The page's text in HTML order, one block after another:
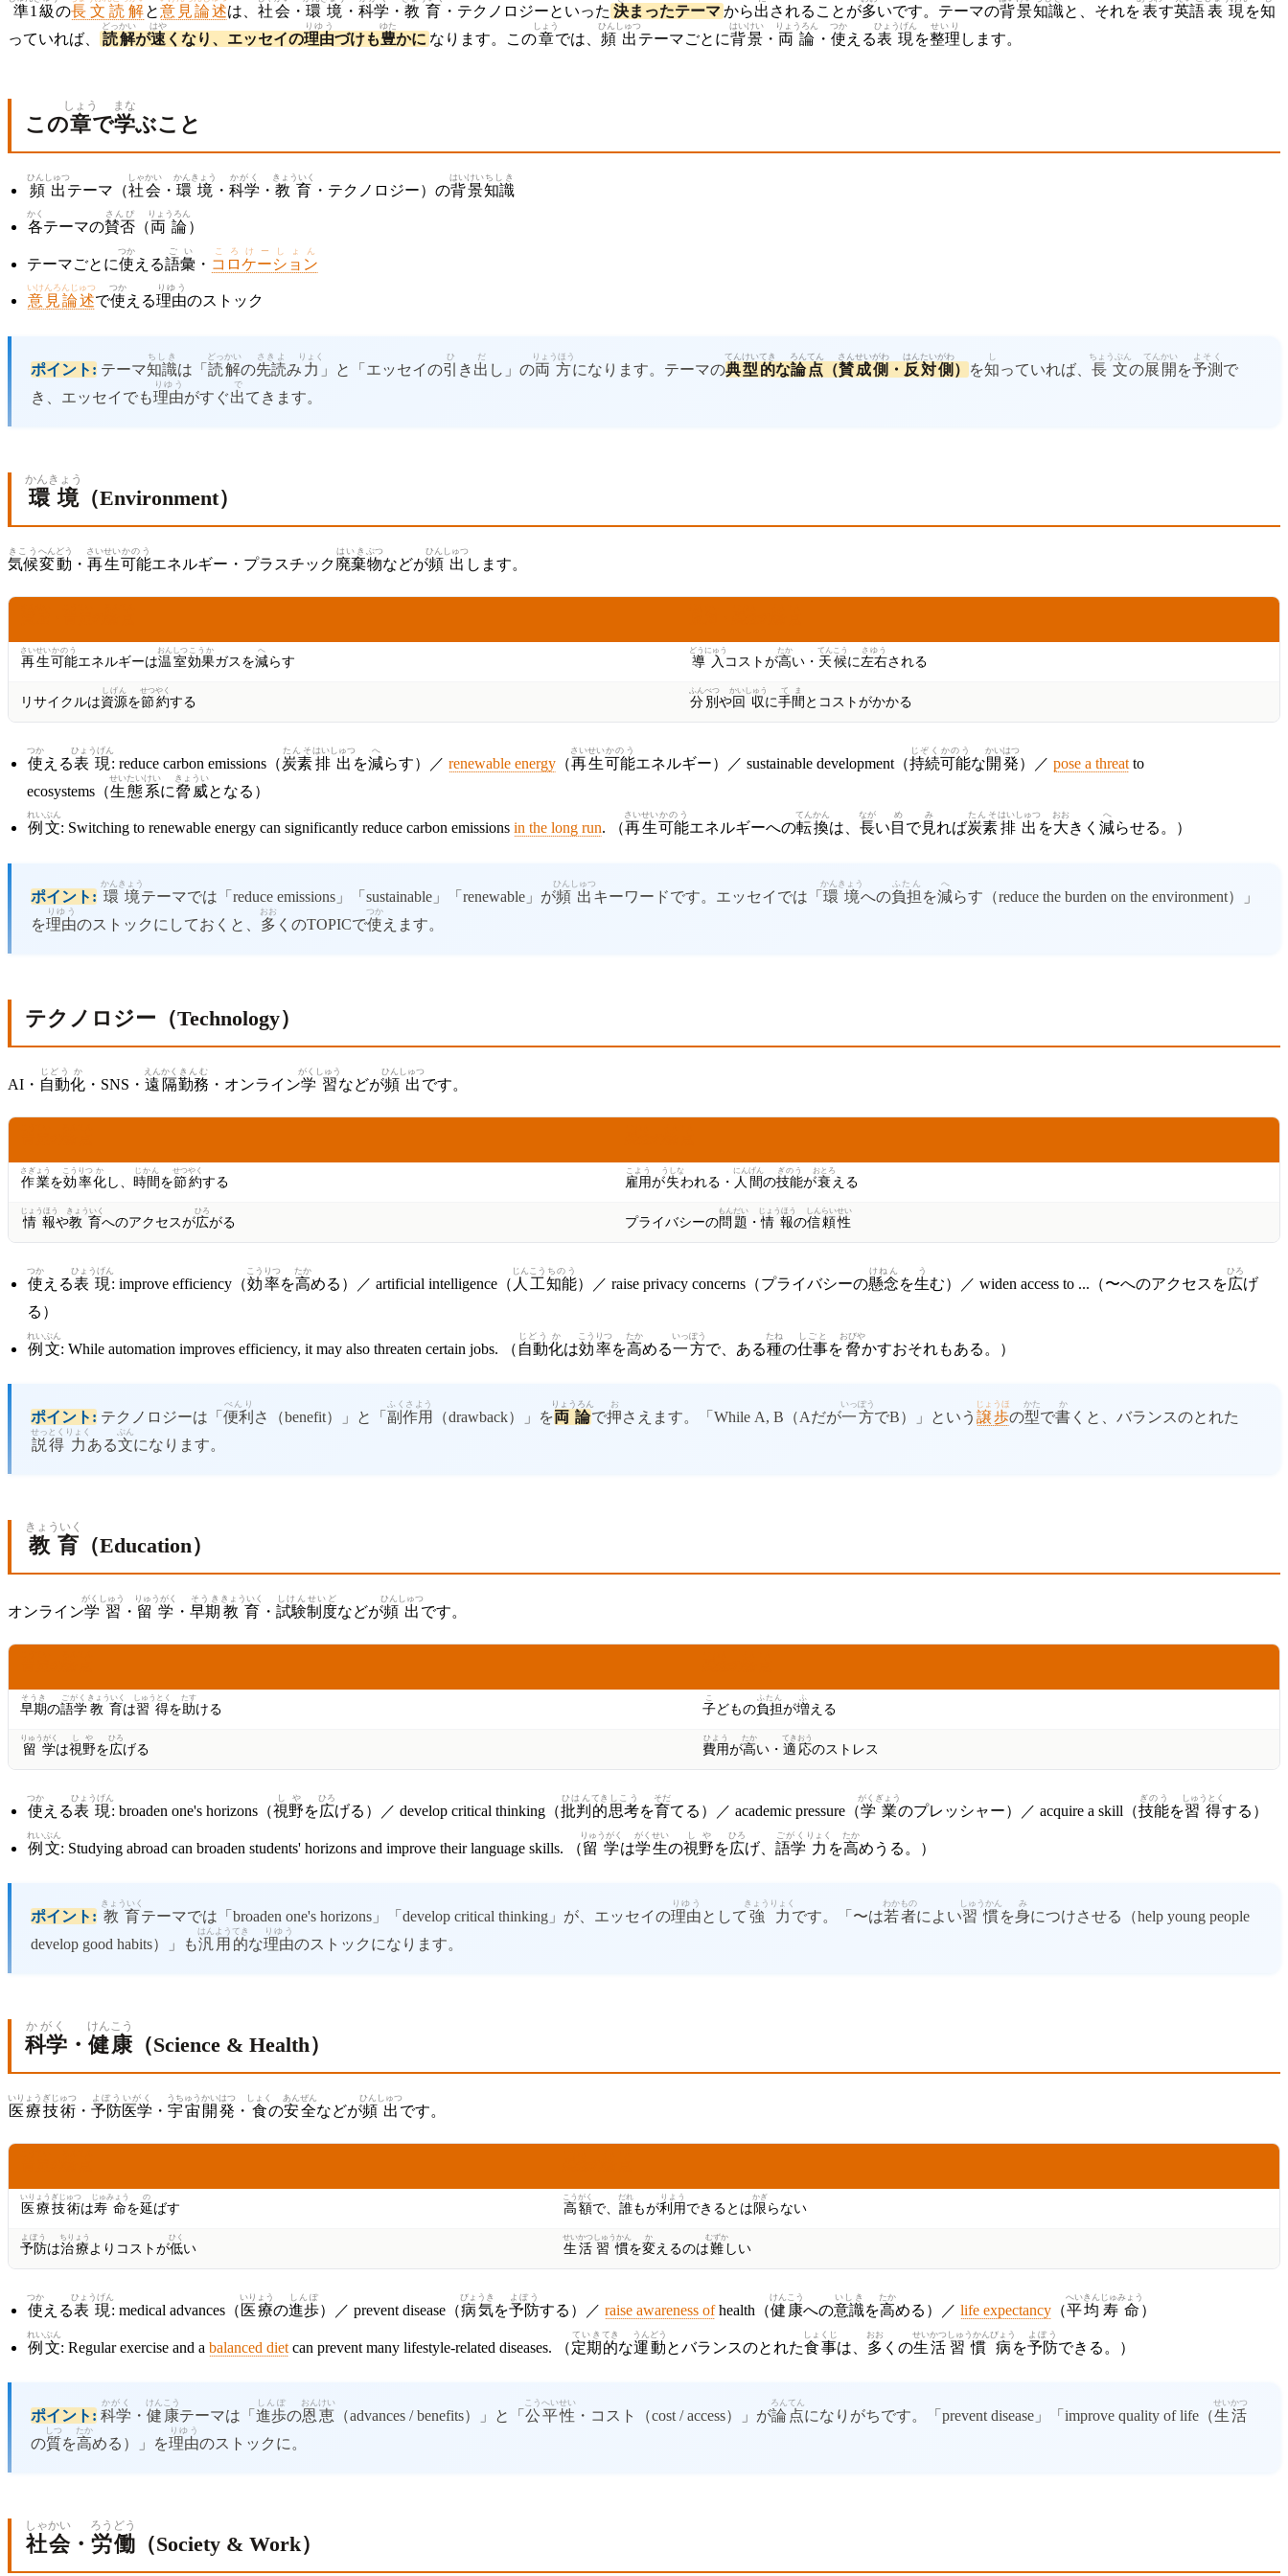
準1 級の長文読解と意見論述は、 社会 ・ 環境 ・ 科学 ・ 教育 ・テクノロジーといった 決まったテーマ から出 されることが多いです。テーマの背景知識と、それを表す英語表現 を知
っていれば、 読解
どっかい
が速
はや
くなり、エッセイの理由
りゆう
づけも豊
ゆた
かに なります。この章
しょう
では、 頻出
ひんしゅつ
テーマごとに背景
はいけい
・ 両論
りょうろん
・ 使
つか
える表現
ひょうげん
を整理
せいり
します。
この章
しょう
で学
まな
ぶこと
頻出
ひんしゅつ
テーマ（社会
しゃかい
・ 環境
かんきょう
・ 科学
かがく
・ 教育
きょういく
・テクノロジー）の背景
はいけい
知識
ちしき
各
かく
テーマの賛否
さんぴ
（両論
りょうろん
）
テーマごとに使
つか
える語彙
ごい
・ コロケーション
ころけーしょん
意見論述
いけんろんじゅつ
で使
つか
える理由
りゆう
のストック
ポイント: テーマ知識
ちしき
は「 読解
どっかい
の先読
さきよ
み 力
りょく
」と「エッセイの引
ひ
き 出
だ
し」の両方
りょうほう
になります。テーマの典型
てんけい
的
てき
な論点
ろんてん
（賛成
さんせい
側
がわ
・ 反対
はんたい
側
がわ
） を知
し
っていれば、 長文
ちょうぶん
の展開
てんかい
を予測
よそく
で
き、エッセイでも理由
りゆう
がすぐ出
で
てきます。
環境
かんきょう
（Environment）
気候
きこう
変動
へんどう
・ 再生
さいせい
可能
かのう
エネルギー・プラスチック廃棄
はいき
物
ぶつ
などが頻出
ひんしゅつ
します。
再生
さいせい
可能
かのう
エネルギーは温室
おんしつ
効果
こうか
ガスを減
へ
らす 導入
どうにゅう
コストが高
たか
い・ 天候
てんこう
に 左右
さゆう
される
リサイクルは資源
しげん
を節約
せつやく
する 分別
ふんべつ
や 回収
かいしゅう
に手間
てま
とコストがかかる
使
つか
える表現
ひょうげん
: reduce carbon emissions（炭素
たんそ
排出
はいしゅつ
を減
へ
らす）／ renewable energy （再生
さいせい
可能
かのう
エネルギー）／ sustainable development（持続
じぞく
可能
かのう
な開発
かいはつ
）／ pose a threat to
ecosystems（生態系
せいたいけい
に脅威
きょうい
となる）
例文
れいぶん
: Switching to renewable energy can significantly reduce carbon emissions in the long run. （再生
さいせい
可能
かのう
エネルギーへの転換
てんかん
は、 長
なが
い 目
め
で見
み
れば炭素
たんそ
排出
はいしゅつ
を大
おお
きく 減
へ
らせる。）
ポイント: 環境
かんきょう
テーマでは「reduce emissions」「sustainable」「renewable」が頻出
ひんしゅつ
キーワードです。エッセイでは「 環境
かんきょう
への負担
ふたん
を減
へ
らす（reduce the burden on the environment）」
を理由
りゆう
のストックにしておくと、 多
おお
くのTOPICで使
つか
えます。
テクノロジー（Technology）
AI・ 自動
じどう
化
か
・SNS・ 遠隔
えんかく
勤務
きんむ
・オンライン学習
がくしゅう
などが頻出
ひんしゅつ
です。
作業
さぎょう
を効率
こうりつ
化
か
し、 時間
じかん
を節約
せつやく
する 雇用
こよう
が失
うしな
われる・ 人間
にんげん
の技能
ぎのう
が衰
おとろ
える
情報
じょうほう
や教育
きょういく
へのアクセスが広
ひろ
がる プライバシーの問題
もんだい
・情報
じょうほう
の信頼
しんらい
性
せい
使
つか
える表現
ひょうげん
: improve efficiency（効率
こうりつ
を高
たか
める）／ artificial intelligence（ 人工
じんこう
知能
ちのう
）／ raise privacy concerns（プライバシーの懸念
けねん
を生
う
む）／ widen access to ...（〜へのアクセスを広
ひろ
げ
る）
例文
れいぶん
: While automation improves efficiency, it may also threaten certain jobs. （ 自動
じどう
化
か
は効率
こうりつ
を高
たか
める一方
いっぽう
で、ある種
たね
の仕事
しごと
を 脅
おびや
かすおそれもある。）
ポイント: テクノロジーは「 便利
べんり
さ（benefit）」と「 副作用
ふくさよう
（drawback）」を両論
りょうろん
で押
お
さえます。「While A, B（Aだが一方
いっぽう
でB）」という 譲歩
じょうほ
の型
かた
で書
か
くと、バランスのとれた
説得
せっとく
力
りょく
ある文
ぶん
になります。
教育
きょういく
（Education）
オンライン学習
がくしゅう
・ 留学
りゅうがく
・ 早期
そうき
教育
きょういく
・ 試験
しけん
制度
せいど
などが頻出
ひんしゅつ
です。
早期
そうき
の語学
ごがく
教育
きょういく
は習得
しゅうとく
を助
たす
ける 子
こ
どもの負担
ふたん
が増
ふ
える
留学
りゅうがく
は視野
しや
を広
ひろ
げる 費用
ひよう
が高
たか
い・ 適応
てきおう
のストレス
使
つか
える表現
ひょうげん
: broaden one's horizons（視野
しや
を広
ひろ
げる）／ develop critical thinking（批判
ひはん
的
てき
思考
しこう
を育
そだ
てる）／ academic pressure（学業
がくぎょう
のプレッシャー）／ acquire a skill（技能
ぎのう
を習得
しゅうとく
する）
例文
れいぶん
: Studying abroad can broaden students' horizons and improve their language skills. （留学
りゅうがく
は学生
がくせい
の視野
しや
を広
ひろ
げ、 語学
ごがく
力
りょく
を高
たか
めうる。）
ポイント: 教育
きょういく
テーマでは「broaden one's horizons」「develop critical thinking」が、エッセイの理由
りゆう
として 強力
きょうりょく
です。「〜は若者
わかもの
によい習慣
しゅうかん
を身
み
につけさせる（help young people
develop good habits）」も汎用
はんよう
的
てき
な理由
りゆう
のストックになります。
科学
かがく
・ 健康
けんこう
（Science & Health）
医療
いりょう
技術
ぎじゅつ
・ 予防
よぼう
医学
いがく
・ 宇宙
うちゅう
開発
かいはつ
・ 食
しょく
の安全
あんぜん
などが頻出
ひんしゅつ
です。
医療
いりょう
技術
ぎじゅつ
は寿命
じゅみょう
を延
の
ばす 高額
こうがく
で、 誰
だれ
もが利用
りよう
できるとは 限
かぎ
らない
予防
よぼう
は治療
ちりょう
よりコストが低
ひく
い 生活
せいかつ
習慣
しゅうかん
を変
か
えるのは難
むずか
しい
使
つか
える表現
ひょうげん
: medical advances（ 医療
いりょう
の進歩
しんぽ
）／ prevent disease（病気
びょうき
を予防
よぼう
する）／ raise awareness ofhealth（健康
けんこう
への意識
いしき
を高
たか
める）／ life expectancy （平均
へいきん
寿命
じゅみょう
）
例文
れいぶん
: Regular exercise and a balanced diet can prevent many lifestyle-related diseases. （定期
ていき
的
てき
な運動
うんどう
とバランスのとれた食事
しょくじ
は、 多
おお
くの生活
せいかつ
習慣
しゅうかん
病
びょう
を予防
よぼう
できる。）
ポイント: 科学
かがく
・ 健康
けんこう
テーマは「 進歩
しんぽ
の恩恵
おんけい
（advances / benefits）」と「 公平
こうへい
性
せい
・コスト（cost / access）」が論点
ろんてん
になりがちです。「prevent disease」「improve quality of life（生活
せいかつ
の質
しつ
を高
たか
める）」を理由
りゆう
のストックに。
社会
しゃかい
・ 労働
ろうどう
（Society & Work）